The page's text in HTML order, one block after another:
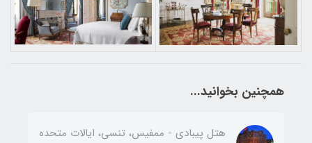
همچنین بخوانید...
هتل پیبادی - ممفیس، تنسی، ایالات متحده